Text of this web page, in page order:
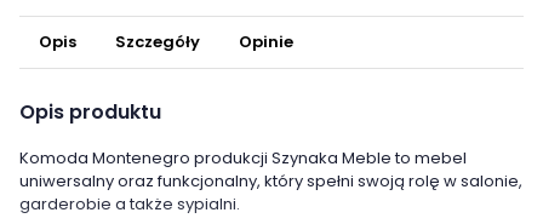
Opis Szczegóły Opinie
Opis produktu
Komoda Montenegro produkcji Szynaka Meble to mebel
uniwersalny oraz funkcjonalny, który spełni swoją rolę w salonie,
garderobie a także sypialni.